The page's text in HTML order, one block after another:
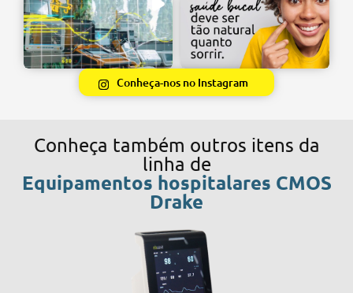
Conheça-nos no Instagram
Conheça também outros itens da
linha de
Equipamentos hospitalares CMOS
Drake